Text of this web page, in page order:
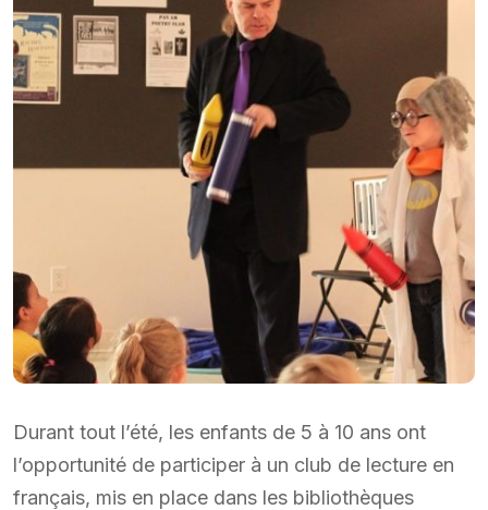
Durant tout l’été, les enfants de 5 à 10 ans ont
l’opportunité de participer à un club de lecture en
français, mis en place dans les bibliothèques